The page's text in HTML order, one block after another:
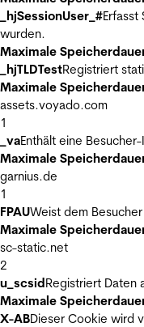
_hjSessionUser_#
wurden.
Maximale
_hjTLDTestRegistriert
Maximale
assets.voyado.com
1
_vaEnthält eine
Maximale
garnius.de
1
FPAUWeist dem
Maximale
sc-static.net
2
u_scsidRegistriert Daten
Maximale
X-ABDieser Cookie wird